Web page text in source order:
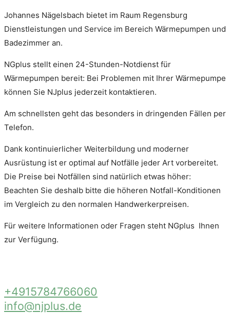
Johannes Nägelsbach bietet im Raum Regensburg
Dienstleistungen und Service im Bereich Wärmepumpen und
Badezimmer an.
NGplus stellt einen 24-Stunden-Notdienst für
Wärmepumpen bereit: Bei Problemen mit Ihrer Wärmepumpe
können Sie NJplus jederzeit kontaktieren.
Am schnellsten geht das besonders in dringenden Fällen per
Telefon.
Dank kontinuierlicher Weiterbildung und moderner
Ausrüstung ist er optimal auf Notfälle jeder Art vorbereitet.
Die Preise bei Notfällen sind natürlich etwas höher:
Beachten Sie deshalb bitte die höheren Notfall-Konditionen
im Vergleich zu den normalen Handwerkerpreisen.
Für weitere Informationen oder Fragen steht NGplus Ihnen
zur Verfügung.
+4915784766060
info@njplus.de